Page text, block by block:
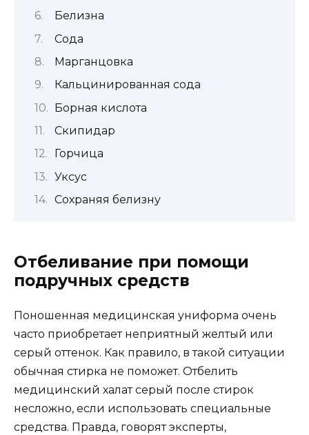
Белизна
Сода
Марганцовка
Кальцинированная сода
Борная кислота
Скипидар
Горчица
Уксус
Сохраняя белизну
Отбеливание при помощи
подручных средств
Поношенная медицинская униформа очень
часто приобретает неприятный желтый или
серый оттенок. Как правило, в такой ситуации
обычная стирка не поможет. Отбелить
медицинский халат серый после стирок
несложно, если использовать специальные
средства. Правда, говорят эксперты,